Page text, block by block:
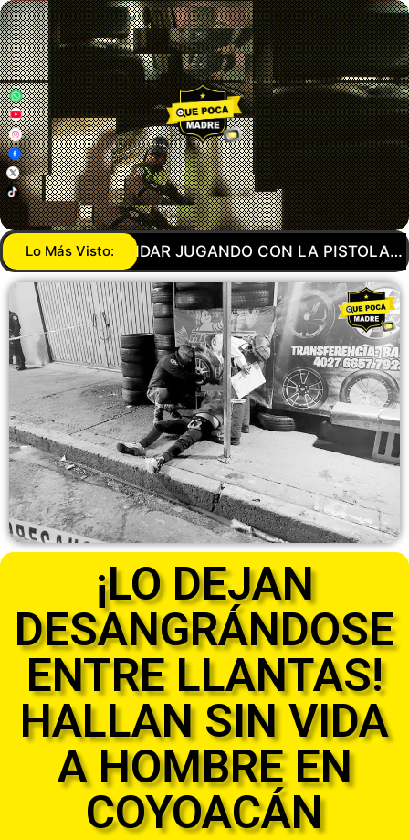
Lo Más Visto:AGENTE DE LA GUARDIA NACIONAL
¡LO DEJAN
DESANGRÁNDOSE
ENTRE LLANTAS!
HALLAN SIN VIDA
A HOMBRE EN
COYOACÁN